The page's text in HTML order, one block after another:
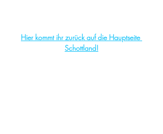
Hier kommt ihr zurück auf die Hauptseite
Schottland!